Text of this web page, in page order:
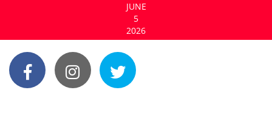
JUNE
5
2026